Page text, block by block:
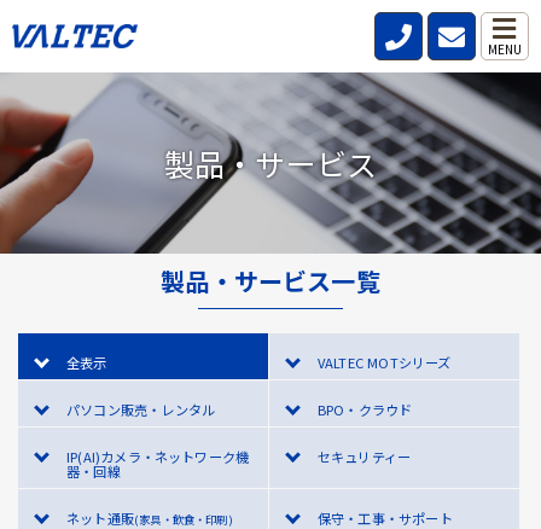
MENU
製品・サービス
製品・サービス一覧
全表示 VALTEC MOTシリーズ
パソコン販売・レンタル BPO・クラウド
IP(AI)カメラ・ネットワーク機
器・回線
セキュリティー
ネット通販(家具・飲食・印刷) 保守・工事・サポート